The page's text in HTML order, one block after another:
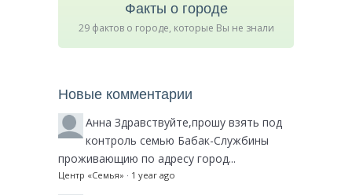
Факты о городе
29 фактов о городе, которые Вы не знали
Новые комментарии
Анна Здравствуйте,прошу взять под
контроль семью Бабак-Службины
проживающию по адресу город...
Центр «Семья» · 1 year ago